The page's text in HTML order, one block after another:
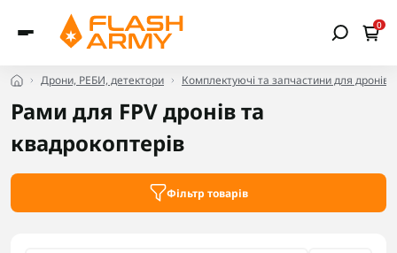
0
Дрони, РЕБИ, детектори Комплектуючі та запчастини для дронів
Рами для FPV дронів та
квадрокоптерів
Фільтр товарів